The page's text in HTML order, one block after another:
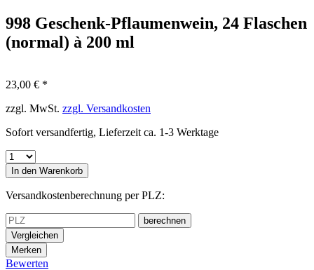
998 Geschenk-Pflaumenwein, 24 Flaschen
(normal) à 200 ml
23,00 € *
zzgl. MwSt. zzgl. Versandkosten
Sofort versandfertig, Lieferzeit ca. 1-3 Werktage
In den Warenkorb
Versandkostenberechnung per PLZ:
berechnen
Vergleichen
Merken
Bewerten